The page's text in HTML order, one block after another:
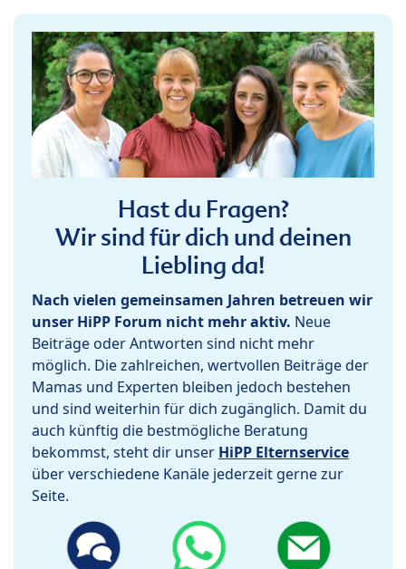
Hast du Fragen?
Wir sind für dich und deinen
Liebling da!
Nach vielen gemeinsamen Jahren betreuen wir
unser HiPP Forum nicht mehr aktiv. Neue
Beiträge oder Antworten sind nicht mehr
möglich. Die zahlreichen, wertvollen Beiträge der
Mamas und Experten bleiben jedoch bestehen
und sind weiterhin für dich zugänglich. Damit du
auch künftig die bestmögliche Beratung
bekommst, steht dir unser HiPP Elternservice
über verschiedene Kanäle jederzeit gerne zur
Seite.